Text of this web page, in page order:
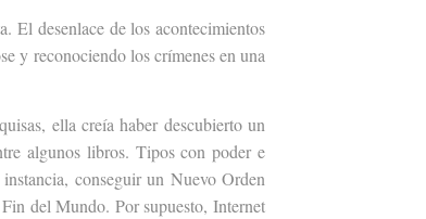
El desenlace de los acontecimientos
y reconociendo los crímenes en una
ella creía haber descubierto un
algunos libros. Tipos con poder e
conseguir un Nuevo Orden
del Mundo. Por supuesto, Internet